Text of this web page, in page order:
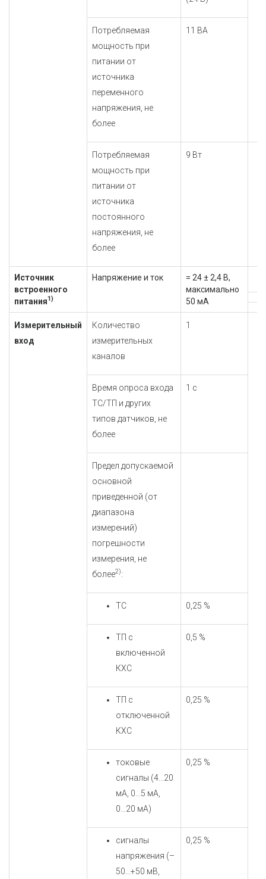
Потребляемая
мощность при
питании от
источника
переменного
напряжения, не
более
11 ВА
Потребляемая
мощность при
питании от
источника
постоянного
напряжения, не
более
9 Вт
Источник
встроенного
питания1)
Напряжение и ток
= 24 ± 2,4 В,
максимально
50 мА
Измерительный
вход
Количество
измерительных
каналов
1
Время опроса входа
ТС/ТП и других
типов датчиков, не
более
1 с
Предел допускаемой
основной
приведенной (от
диапазона
измерений)
погрешности
измерения, не
более2):
ТС 0,25 %
ТП с
включенной
КХС
0,5 %
ТП с
отключенной
КХС
0,25 %
токовые
сигналы (4...20
мА, 0...5 мА,
0...20 мА)
0,25 %
сигналы
напряжения (–
50...+50 мВ,
0,25 %